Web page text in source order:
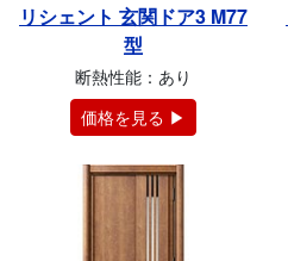
リシェント 玄関ドア3 M77
型
断熱性能：あり
価格を見る ▶